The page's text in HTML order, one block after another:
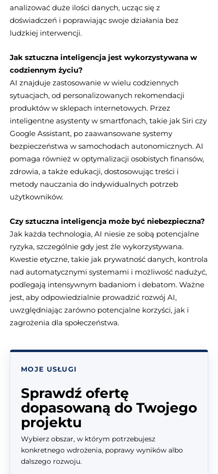
analizować duże ilości danych, ucząc się z
doświadczeń i poprawiając swoje działania bez
ludzkiej interwencji.
Jak sztuczna inteligencja jest wykorzystywana w
codziennym życiu?
AI znajduje zastosowanie w wielu codziennych
sytuacjach, od personalizowanych rekomendacji
produktów w sklepach internetowych. Przez
inteligentne asystenty w smartfonach, takie jak Siri czy
Google Assistant, po zaawansowane systemy
bezpieczeństwa w samochodach autonomicznych. AI
pomaga również w optymalizacji osobistych finansów,
zdrowia, a także edukacji, dostosowując treści i
metody nauczania do indywidualnych potrzeb
użytkowników.
Czy sztuczna inteligencja może być niebezpieczna?
Jak każda technologia, AI niesie ze sobą potencjalne
ryzyka, szczególnie gdy jest źle wykorzystywana.
Kwestie etyczne, takie jak prywatność danych, kontrola
nad automatycznymi systemami i możliwość nadużyć,
podlegają intensywnym badaniom i debatom. Ważne
jest, aby odpowiedzialnie prowadzić rozwój AI,
uwzględniając zarówno potencjalne korzyści, jak i
zagrożenia dla społeczeństwa.
MOJE USŁUGI
Sprawdź ofertę
dopasowaną do Twojego
projektu
Wybierz obszar, w którym potrzebujesz
konkretnego wdrożenia, poprawy wyników albo
dalszego rozwoju.